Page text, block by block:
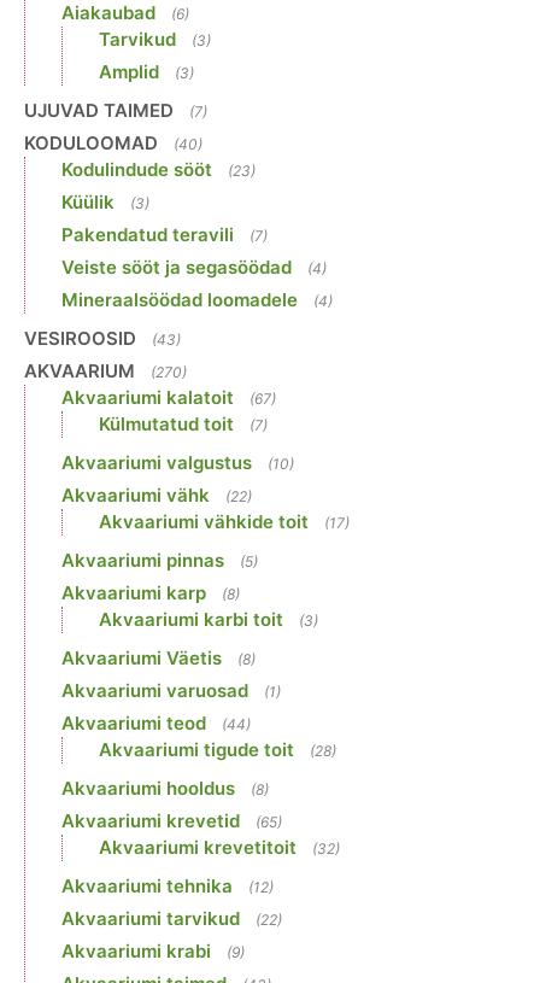
Aiakaubad (6)
Tarvikud (3)
Amplid (3)
UJUVAD TAIMED (7)
KODULOOMAD (40)
Kodulindude sööt (23)
Küülik (3)
Pakendatud teravili (7)
Veiste sööt ja segasöödad (4)
Mineraalsöödad loomadele (4)
VESIROOSID (43)
AKVAARIUM (270)
Akvaariumi kalatoit (67)
Külmutatud toit (7)
Akvaariumi valgustus (10)
Akvaariumi vähk (22)
Akvaariumi vähkide toit (17)
Akvaariumi pinnas (5)
Akvaariumi karp (8)
Akvaariumi karbi toit (3)
Akvaariumi Väetis (8)
Akvaariumi varuosad (1)
Akvaariumi teod (44)
Akvaariumi tigude toit (28)
Akvaariumi hooldus (8)
Akvaariumi krevetid (65)
Akvaariumi krevetitoit (32)
Akvaariumi tehnika (12)
Akvaariumi tarvikud (22)
Akvaariumi krabi (9)